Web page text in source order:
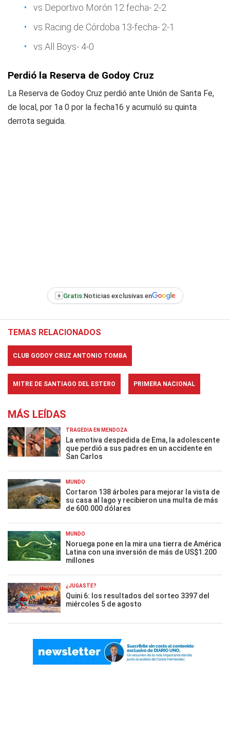
vs Deportivo Morón 12 fecha- 2-2
vs Racing de Córdoba 13-fecha- 2-1
vs All Boys- 4-0
Perdió la Reserva de Godoy Cruz
La Reserva de Godoy Cruz perdió ante Unión de Santa Fe,
de local, por 1a 0 por la fecha16 y acumuló su quinta
derrota seguida.
+ Gratis:Noticias exclusivas en
TEMAS RELACIONADOS
CLUB GODOY CRUZ ANTONIO TOMBA
MITRE DE SANTIAGO DEL ESTERO PRIMERA NACIONAL
MÁS LEÍDAS
TRAGEDIA EN MENDOZA
La emotiva despedida de Ema, la adolescente
que perdió a sus padres en un accidente en
San Carlos
MUNDO
Cortaron 138 árboles para mejorar la vista de
su casa al lago y recibieron una multa de más
de 600.000 dólares
MUNDO
Noruega pone en la mira una tierra de América
Latina con una inversión de más de US$1.200
millones
¿JUGASTE?
Quini 6: los resultados del sorteo 3397 del
miércoles 5 de agosto